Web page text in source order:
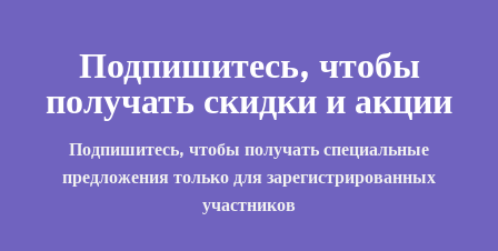
Подпишитесь, чтобы
получать скидки и акции
Подпишитесь, чтобы получать специальные
предложения только для зарегистрированных
участников